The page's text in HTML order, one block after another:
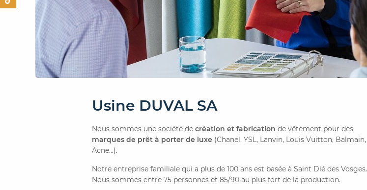
Usine DUVAL SA
Nous sommes une société de création et fabrication de vêtement pour des
marques de prêt à porter de luxe (Chanel, YSL, Lanvin, Louis Vuitton, Balmain,
Acne...).
Notre entreprise familiale qui a plus de 100 ans est basée à Saint Dié des Vosges.
Nous sommes entre 75 personnes et 85/90 au plus fort de la production.